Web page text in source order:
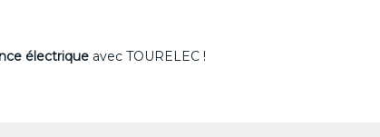
électrique avec TOURELEC !